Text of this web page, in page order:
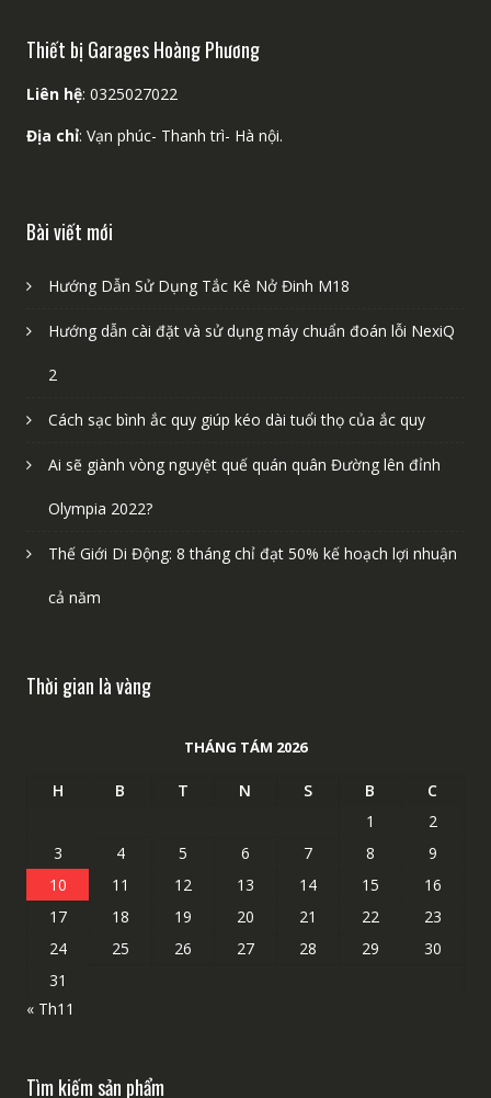
Thiết bị Garages Hoàng Phương
Liên hệ: 0325027022
Địa chỉ: Vạn phúc- Thanh trì- Hà nội.
Bài viết mới
Hướng Dẫn Sử Dụng Tắc Kê Nở Đinh M18
Hướng dẫn cài đặt và sử dụng máy chuẩn đoán lỗi NexiQ
2
Cách sạc bình ắc quy giúp kéo dài tuổi thọ của ắc quy
Ai sẽ giành vòng nguyệt quế quán quân Đường lên đỉnh
Olympia 2022?
Thế Giới Di Động: 8 tháng chỉ đạt 50% kế hoạch lợi nhuận
cả năm
Thời gian là vàng
THÁNG TÁM 2026
H B T N S B
C
1
2
3
4 5 6 7 8
9
10
11 12 13 14 15
16
17
18 19 20 21 22
23
24
25 26 27 28 29
30
31
« Th11
Tìm kiếm sản phẩm